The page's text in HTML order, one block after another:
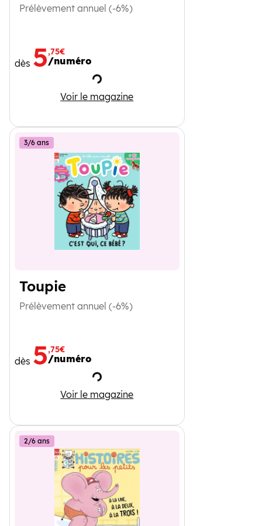
Prélèvement annuel (-6%)
dès 5,75€
/numéro
Chargement
Voir le magazine
Toboggan
Toupie
3/6 ans
Prélèvement annuel (-6%)
dès 5,75€
/numéro
Chargement
Voir le magazine
Toupie
2/6 ans